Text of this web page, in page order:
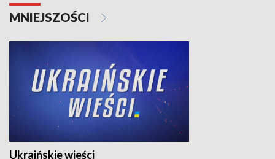
MNIEJSZOŚCI
Ukraińskie wieści